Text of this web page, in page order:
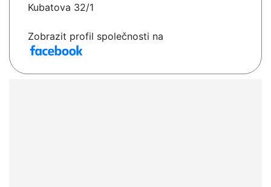
Kubatova 32/1
Zobrazit profil společnosti na